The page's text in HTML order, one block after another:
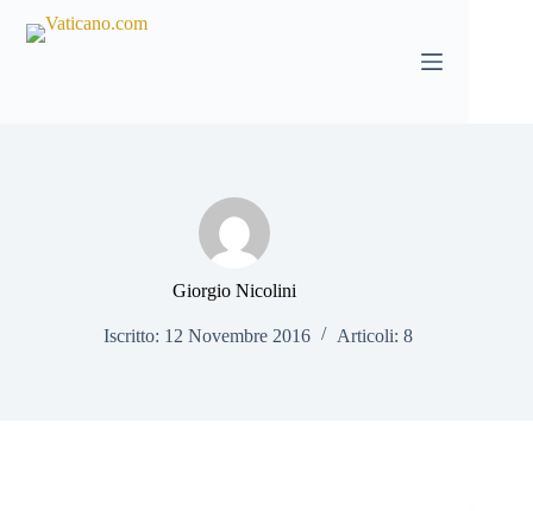
Giorgio Nicolini
Iscritto: 12 Novembre 2016 Articoli: 8